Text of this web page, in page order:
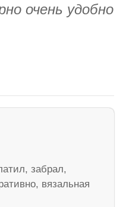
очень удобно
забрал,
вязальная